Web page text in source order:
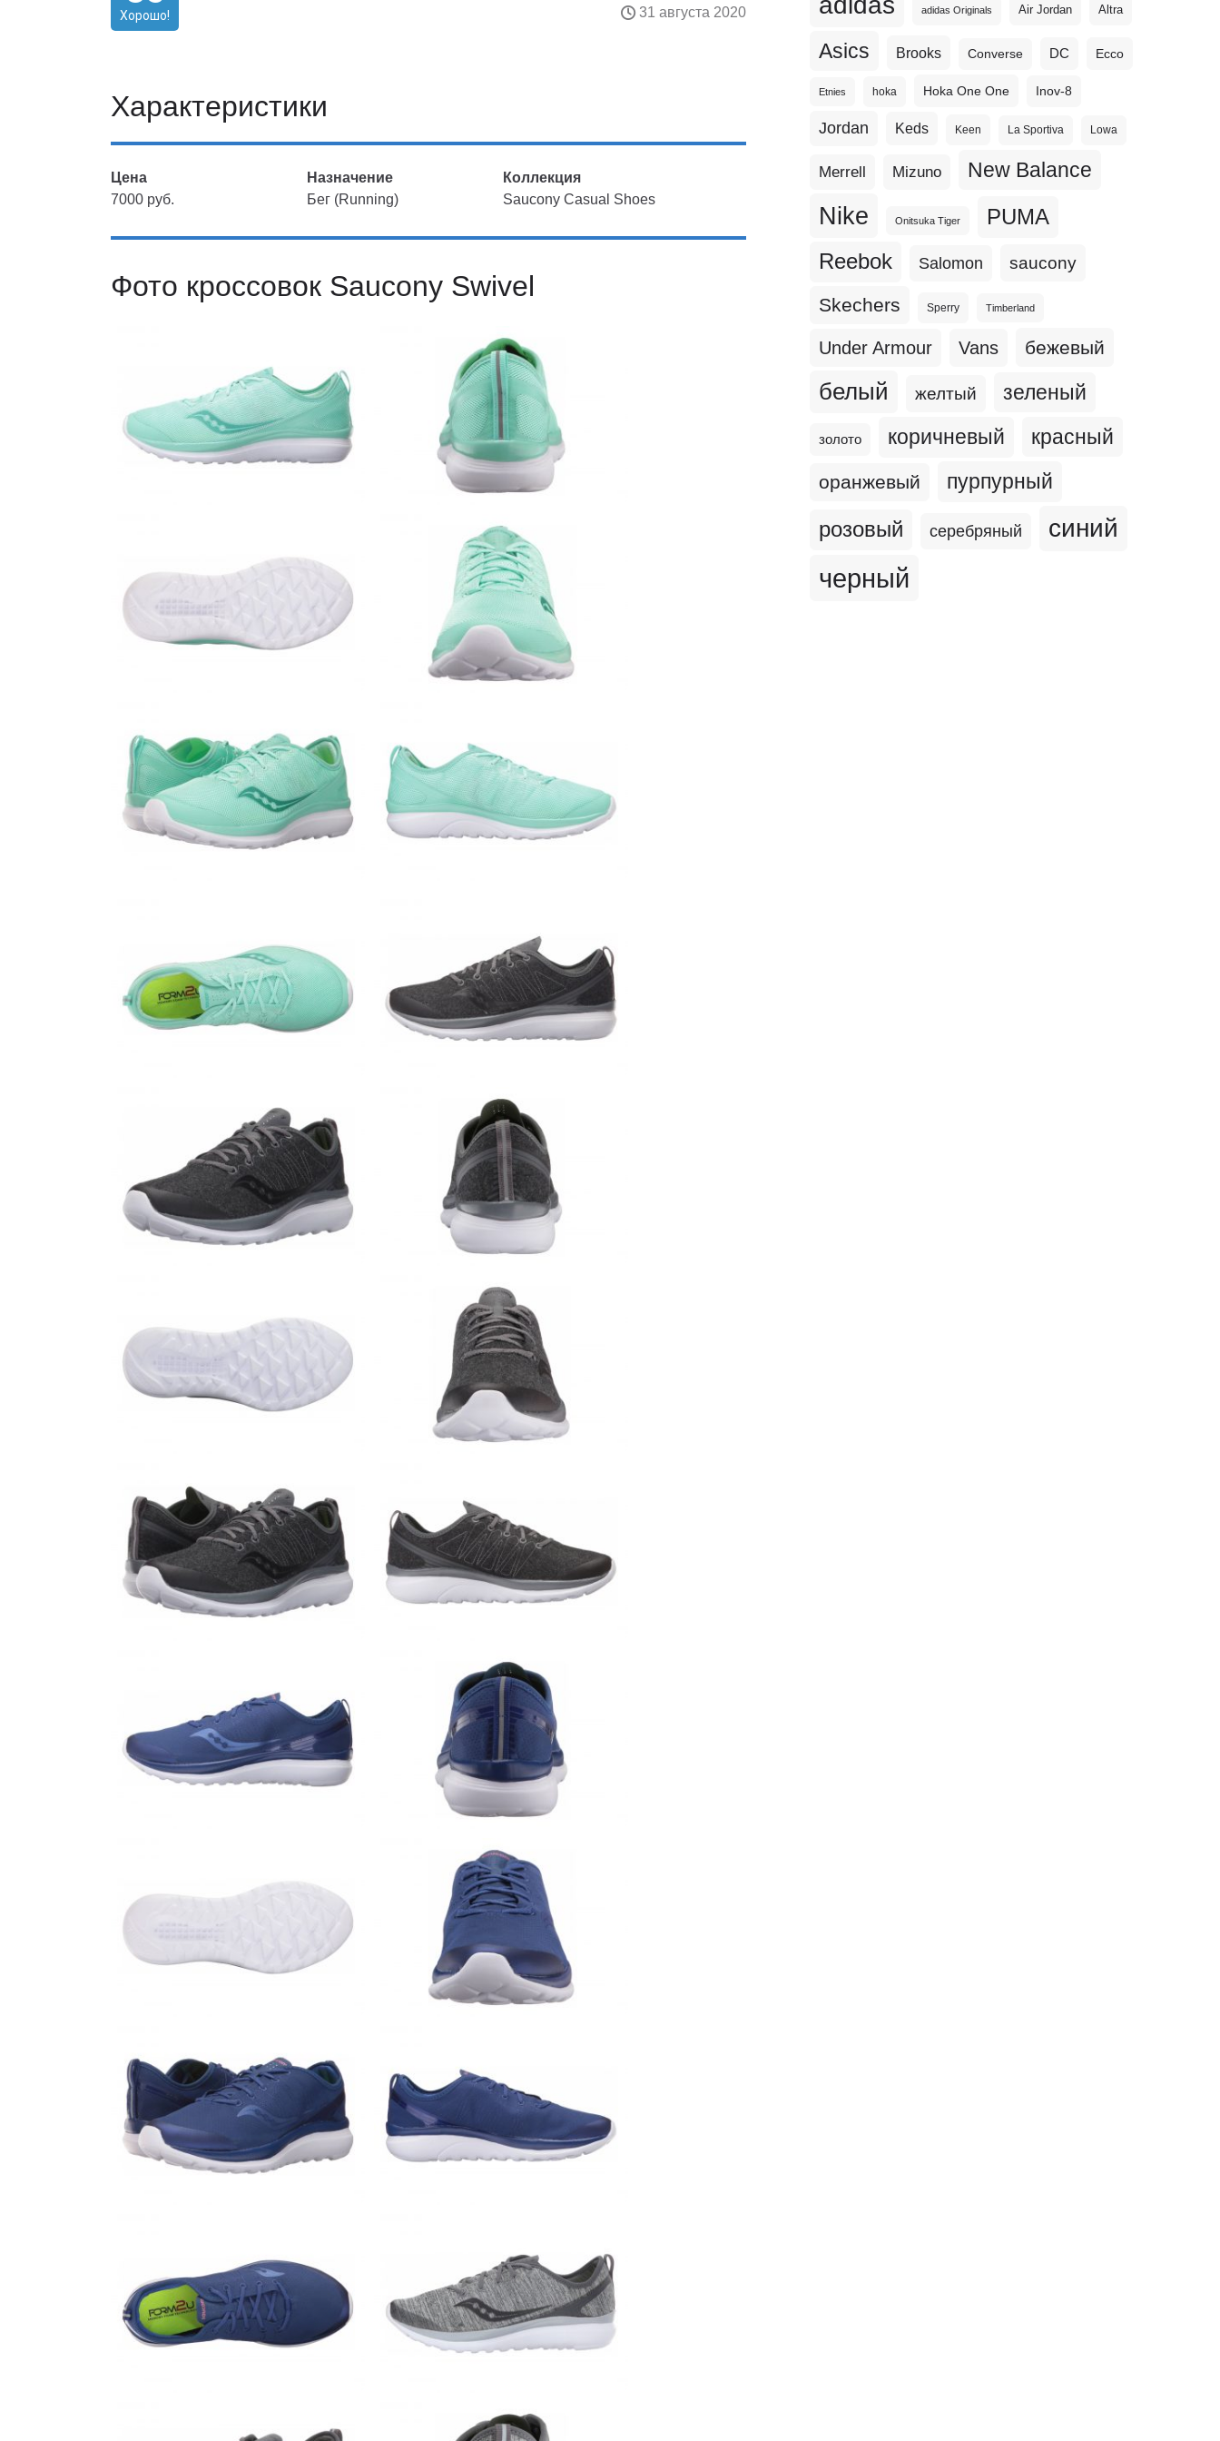
Хорошо! 31 августа 2020
Характеристики
Цена
7000 руб.
Назначение
Бег (Running)
Коллекция
Saucony Casual Shoes
Фото кроссовок Saucony Swivel
adidas Originals Air Jordan Altra
Asics Brooks Converse DC Ecco
Etnies hoka Hoka One One Inov-8
Jordan Keds Keen La Sportiva Lowa
Merrell Mizuno New Balance
Nike Onitsuka Tiger PUMA
Reebok Salomon saucony
Skechers Sperry Timberland
Under Armour Vans бежевый
белый желтый зеленый
золото коричневый красный
оранжевый пурпурный
розовый серебряный синий
черный